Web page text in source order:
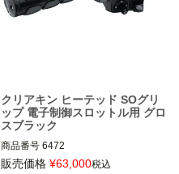
クリアキン ヒーテッド SOグリ
ップ 電子制御スロットル用 グロ
スブラック
商品番号 6472
2BC：424898
販売価格 ¥63,000税込